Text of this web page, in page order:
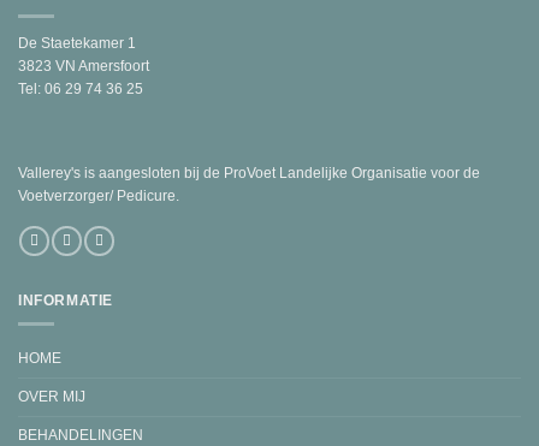
De Staetekamer 1
3823 VN Amersfoort
Tel: 06 29 74 36 25
Vallerey's is aangesloten bij de ProVoet Landelijke Organisatie voor de
Voetverzorger/ Pedicure.
INFORMATIE
HOME
OVER MIJ
BEHANDELINGEN